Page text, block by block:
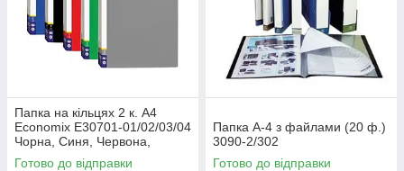
Папка на кільцях 2 к. А4
Economix Е30701-01/02/03/04
Чорна, Синя, Червона,
Зелена, Сіра
Готово до відправки
Папка А-4 з файлами (20 ф.)
3090-2/302
Готово до відправки